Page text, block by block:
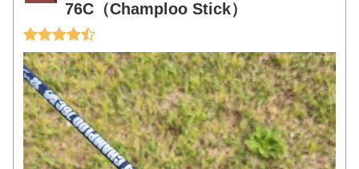
76C（Champloo Stick）